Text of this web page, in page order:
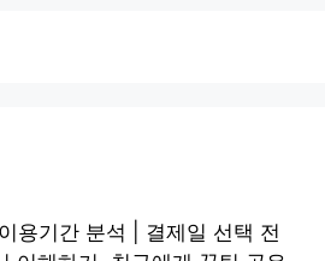
용기간 분석 | 결제일 선택 전